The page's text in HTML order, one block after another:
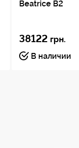
Beatrice B2
38122 грн.
В наличии